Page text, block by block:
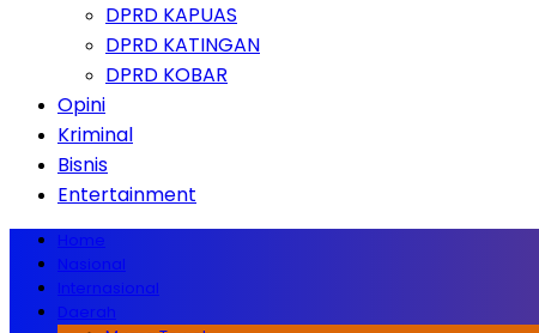
DPRD KAPUAS
DPRD KATINGAN
DPRD KOBAR
Opini
Kriminal
Bisnis
Entertainment
Home
Nasional
Internasional
Daerah